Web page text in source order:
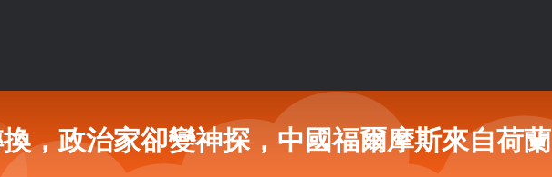
，政治家卻變神探，中國福爾摩斯來自荷蘭